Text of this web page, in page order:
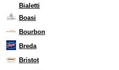
Bialetti
Boasi
Bourbon
Breda
Bristot